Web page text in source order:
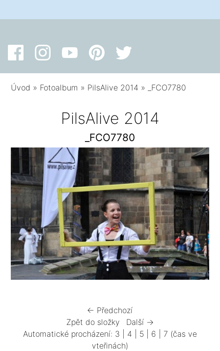
Úvod » Fotoalbum » PilsAlive 2014 » _FCO7780
PilsAlive 2014
_FCO7780
← Předchozí
Zpět do složky
Další →
Automatické procházení: 3 4 5 6 7 (čas ve
vteřinách)